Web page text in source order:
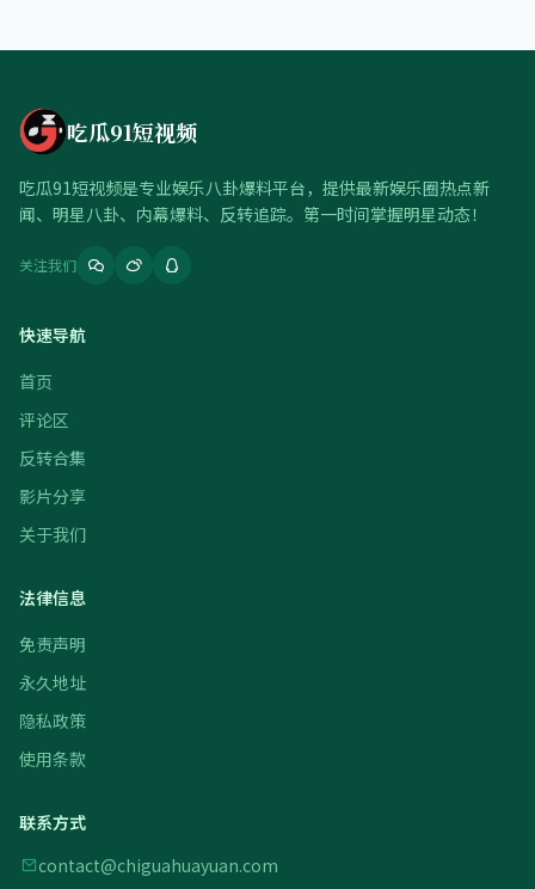
吃瓜91短视频
吃瓜91短视频是专业娱乐八卦爆料平台，提供最新娱乐圈热点新
闻、明星八卦、内幕爆料、反转追踪。第一时间掌握明星动态！
关注我们
快速导航
首页
评论区
反转合集
影片分享
关于我们
法律信息
免责声明
永久地址
隐私政策
使用条款
联系方式
contact@chiguahuayuan.com